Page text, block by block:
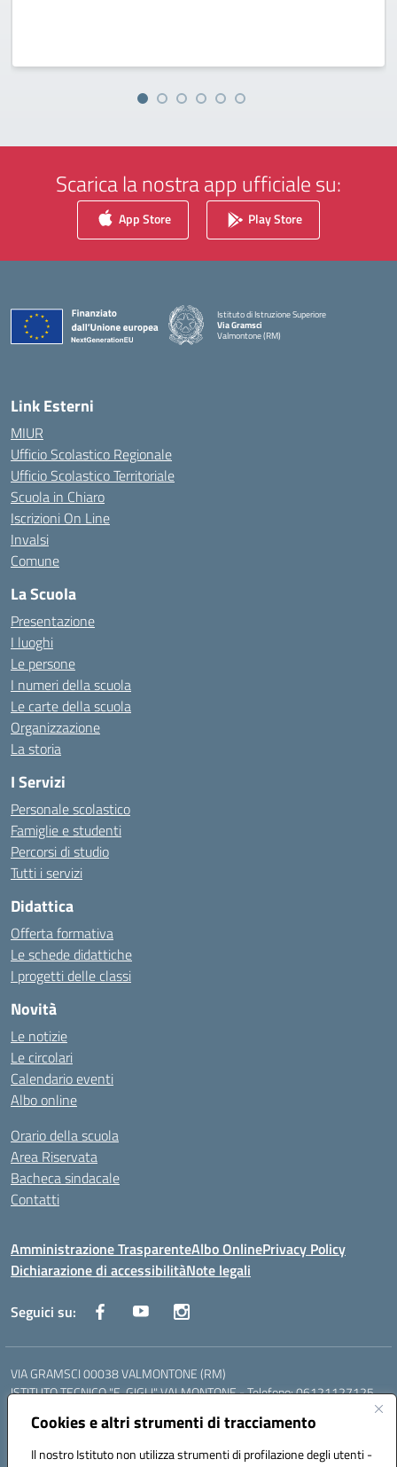
Cookies e altri strumenti di tracciamento
Il nostro Istituto non utilizza strumenti di profilazione degli utenti -
Scarica la nostra app ufficiale su:
App Store Play Store
Istituto di Istruzione Superiore
Via Gramsci
Valmontone (RM)
Link Esterni
MIUR
Ufficio Scolastico Regionale
Ufficio Scolastico Territoriale
Scuola in Chiaro
Iscrizioni On Line
Invalsi
Comune
La Scuola
Presentazione
I luoghi
Le persone
I numeri della scuola
Le carte della scuola
Organizzazione
La storia
I Servizi
Personale scolastico
Famiglie e studenti
Percorsi di studio
Tutti i servizi
Didattica
Offerta formativa
Le schede didattiche
I progetti delle classi
Novità
Le notizie
Le circolari
Calendario eventi
Albo online
Orario della scuola
Area Riservata
Bacheca sindacale
Contatti
Amministrazione TrasparenteAlbo OnlinePrivacy Policy
Dichiarazione di accessibilitàNote legali
Seguici su:
VIA GRAMSCI 00038 VALMONTONE (RM)
ISTITUTO TECNICO "E. GIGLI" VALMONTONE - Telefono: 06121127125
06121126825
LICEO DELLE SCIENZE UMANE "P.L. NERVI" SEGNI - Telefono: